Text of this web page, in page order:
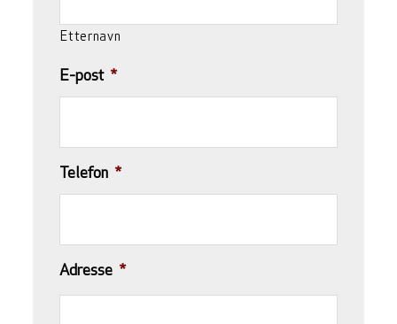
Etternavn
E-post *
Telefon *
Adresse *